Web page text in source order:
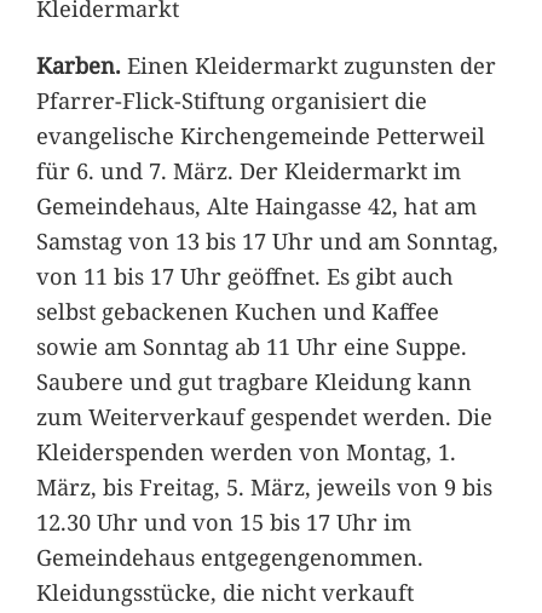
Kleidermarkt
Karben.Einen Kleidermarkt zugunsten der
Pfarrer-Flick-Stiftung organisiert die
evangelische Kirchengemeinde Petterweil
für 6. und 7. März. Der Kleidermarkt im
Gemeindehaus, Alte Haingasse 42, hat am
Samstag von 13 bis 17 Uhr und am Sonntag,
von 11 bis 17 Uhr geöffnet. Es gibt auch
selbst gebackenen Kuchen und Kaffee
sowie am Sonntag ab 11 Uhr eine Suppe.
Saubere und gut tragbare Kleidung kann
zum Weiterverkauf gespendet werden. Die
Kleiderspenden werden von Montag, 1.
März, bis Freitag, 5. März, jeweils von 9 bis
12.30 Uhr und von 15 bis 17 Uhr im
Gemeindehaus entgegengenommen.
Kleidungsstücke, die nicht verkauft